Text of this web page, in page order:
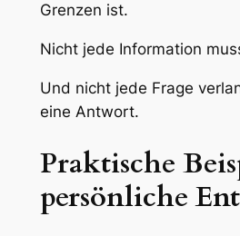
Grenzen ist.
Nicht jede Information
Und nicht jede Frage
eine Antwort.
Praktische
persönliche